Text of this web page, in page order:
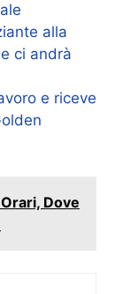
alla
ci andrà
e riceve
Dove